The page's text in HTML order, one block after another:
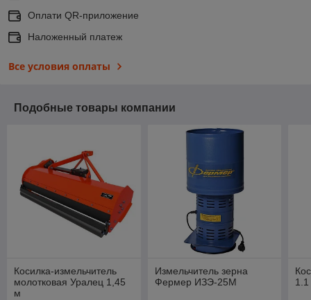
Оплати QR-приложение
Наложенный платеж
Все условия оплаты
Подобные товары компании
Косилка-измельчитель
молотковая Уралец 1,45
м
Измельчитель зерна
Фермер ИЗЭ-25М